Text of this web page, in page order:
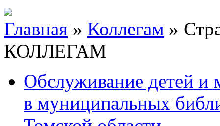
Главная » Коллегам »
КОЛЛЕГАМ
Обслуживание детей и
в муниципальных